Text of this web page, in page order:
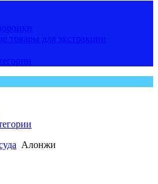
товары для экстракции
Алонжи